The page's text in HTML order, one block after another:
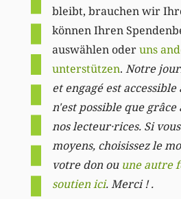
bleibt, brauchen wir
können Ihren
auswählen oderuns
unterstützen. Notre
et engagé est accessible
n'est possible que grâce
nos lecteur·rices. Si
moyens, choisissez le
votre don ou une autre
soutien ici. Merci ! .